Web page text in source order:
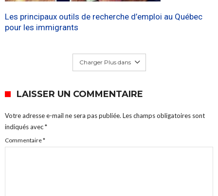
Les principaux outils de recherche d’emploi au Québec
pour les immigrants
Charger Plus dans
LAISSER UN COMMENTAIRE
Votre adresse e-mail ne sera pas publiée. Les champs obligatoires sont
indiqués avec*
Commentaire*